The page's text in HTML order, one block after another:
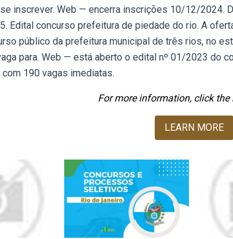
inscrever. Web — encerra inscrições 10/12/2024.
Edital concurso prefeitura de piedade do rio. A
público da prefeitura municipal de três rios, no
para. Web — está aberto o edital nº 01/2023 do
190 vagas imediatas.
For more information, click the
LEARN MORE